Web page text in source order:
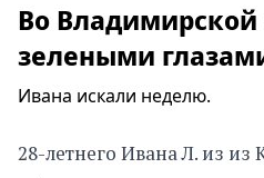
Во Владимирской
зелеными
Ивана искали неделю.
28-летнего Ивана Л. из